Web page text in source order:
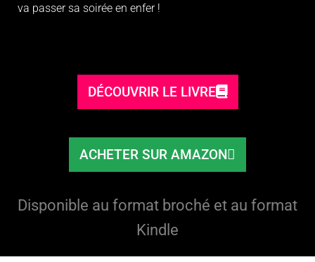
va passer sa soirée en enfer !
DÉCOUVRIR LE LIVRE
ACHETER SUR AMAZON
Disponible au format broché et au format
Kindle